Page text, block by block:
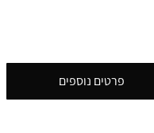
פרטים נוספים